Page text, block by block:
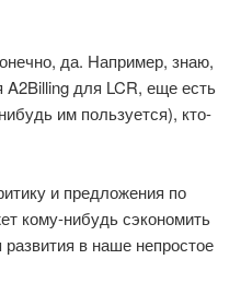
да. Например, знаю,
A2Billing для LCR, еще есть
им пользуется), кто-
и предложения по
кому-нибудь сэкономить
в наше непростое